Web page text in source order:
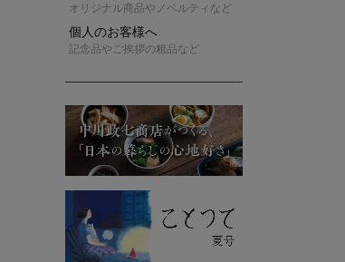
オリジナル商品やノベルティなど
個人のお客様へ
記念品やご挨拶の粗品など